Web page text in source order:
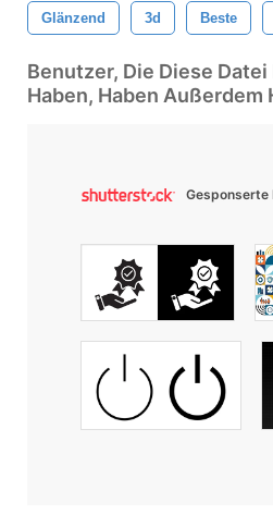
Glänzend 3d Beste
Benutzer, Die Diese
Haben, Haben
Gesponserte